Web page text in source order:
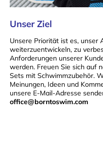
Unser Ziel
Unsere Priorität ist es, unser
weiterzuentwickeln, zu
Anforderungen unserer
werden. Freuen Sie sich auf
Sets mit Schwimmzubehör.
Meinungen, Ideen und
unsere E-Mail-Adresse
office@borntoswim.com